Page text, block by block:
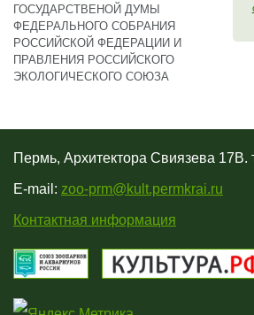
ГОСУДАРСТВЕНОЙ ДУМЫ
ФЕДЕРАЛЬНОГО СОБРАНИЯ
РОССИЙСКОЙ ФЕДЕРАЦИИ И
ПРАВЛЕНИЯ РОССИЙСКОГО
ЭКОЛОГИЧЕСКОГО СОЮЗА
Пермь, Архитектора Свиязева 17В.
E-mail: zoo-prm@kult.permkrai.ru
Контактная информация